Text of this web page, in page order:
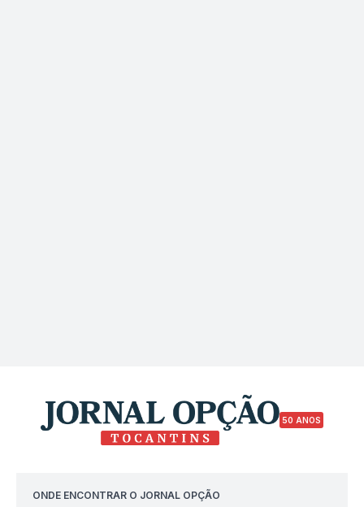
50 ANOS
ONDE ENCONTRAR O JORNAL OPÇÃO